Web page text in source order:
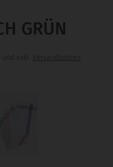
GRÜN
und exkl. Versandkosten